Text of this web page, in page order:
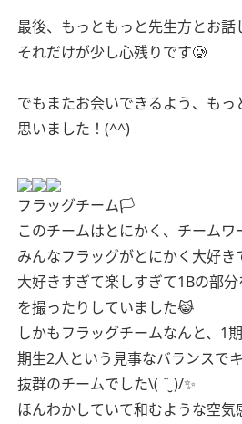
最後、もっともっと先生方とお
それだけが少し心残りです🥲
でもまたお会いできるよう、もっ
思いました！(^^)
フラッグチーム🏳
このチームはとにかく、チーム
みんなフラッグがとにかく大好き
大好きすぎて楽しすぎて1Bの部
を撮ったりしていました😹
しかもフラッグチームなんと、1
期生2人という見事なバランスで
抜群のチームでした\( ¨̮ )/✨
ほんわかしていて和むような空